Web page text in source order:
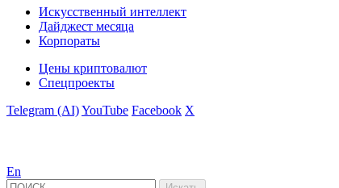
Искусственный интеллект
Дайджест месяца
Корпораты
Цены криптовалют
Спецпроекты
Telegram (AI)YouTube Facebook X
En